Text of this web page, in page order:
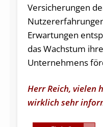
Versicherungen
Erwartungen
das Wachstum
Unternehmens
Herr Reich, vielen
wirklich sehr